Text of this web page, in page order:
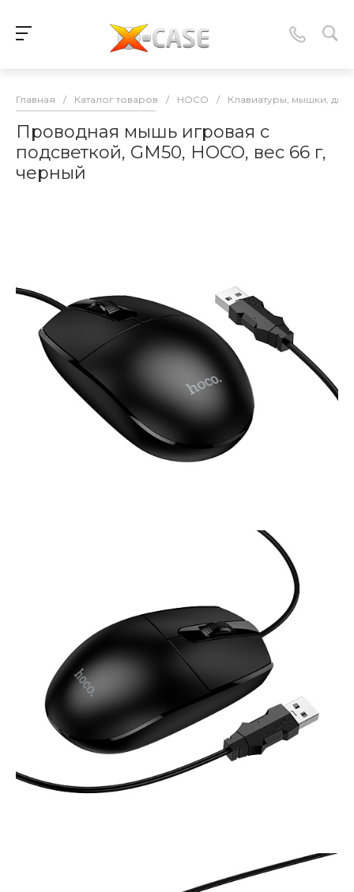
Главная / Каталог товаров / HOCO / Клавиатуры, мышки,
Проводная мышь игровая с
подсветкой, GM50, HOCO, вес 66 г,
черный